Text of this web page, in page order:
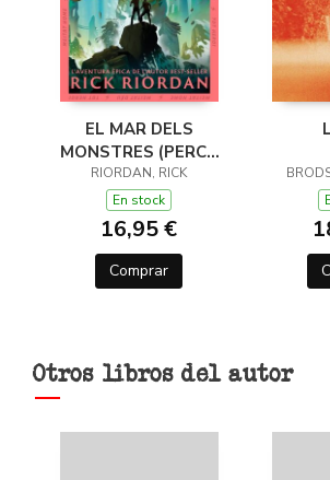
EL MAR DELS
MONSTRES (PERCY
JACKSON I ELS DÉUS
DE L'OLIMP 2)
RIORDAN, RICK
En stock
16,95 €
Comprar
Otros libros del autor